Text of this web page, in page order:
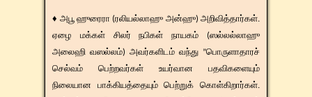
♦ அபூ ஹுரைரா (ரலியல்லாஹு அன்ஹு) அறிவித்தார்கள்.
ஏழை மக்கள் சிலர் நபிகள் நாயகம் (ஸல்லல்லாஹு
அலைஹி வஸல்லம்) அவர்களிடம் வந்து ”பொருளாதாரச்
செல்வம் பெற்றவர்கள் உயர்வான பதவிகளையும்
நிலையான பாக்கியத்தையும் பெற்றுக் கொள்கிறார்கள்.